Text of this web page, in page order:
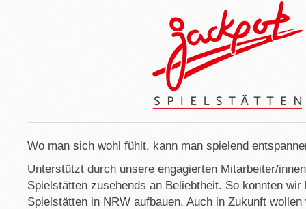
Wo man sich wohl fühlt, kann man spielend
Unterstützt durch unsere engagierten Mitarbeiter/
Spielstätten zusehends an Beliebtheit. So konnten
Spielstätten in NRW aufbauen. Auch in Zukunft